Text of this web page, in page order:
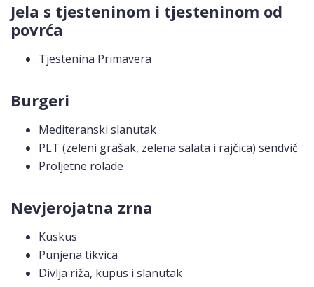
Jela s tjesteninom i tjesteninom od
povrća
Tjestenina Primavera
Burgeri
Mediteranski slanutak
PLT (zeleni grašak, zelena salata i rajčica) sendvič
Proljetne rolade
Nevjerojatna zrna
Kuskus
Punjena tikvica
Divlja riža, kupus i slanutak